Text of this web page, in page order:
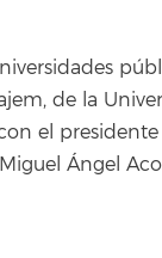
de la
el presidente
Ángel